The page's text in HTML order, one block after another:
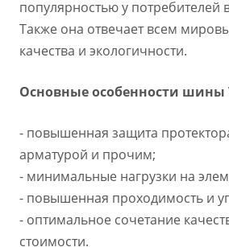
популярностью у потребителей
Также она отвечает всем
качества и экологичности.
Основные особенности шины
- повышенная защита
арматурой и прочим;
- минимальные нагрузки на
- повышенная проходимость и
- оптимальное сочетание
стоимости.